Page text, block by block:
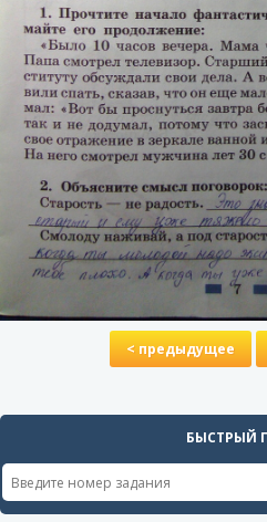
< предыдущее
БЫСТРЫЙ